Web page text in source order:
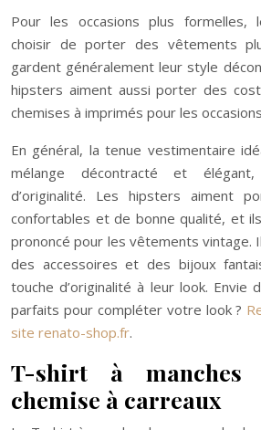
Pour les occasions plus formelles,
choisir de porter des vêtements
gardent généralement leur style
hipsters aiment aussi porter des
chemises à imprimés pour les
En général, la tenue vestimentaire
mélange décontracté et
d’originalité. Les hipsters aiment
confortables et de bonne qualité, et
prononcé pour les vêtements vintage.
des accessoires et des bijoux
touche d’originalité à leur look. Envie
parfaits pour compléter votre look ?
site renato-shop.fr.
T-shirt à manches
chemise à carreaux